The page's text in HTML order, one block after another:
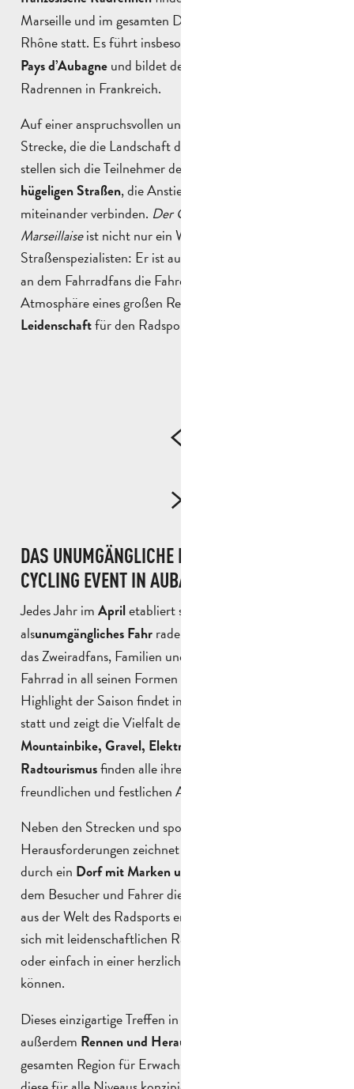
Marseille und im gesamten Departement Bouches-du-
Rhône statt. Es führt insbesondere durch das
Pays d’Aubagne und bildet den Auftakt zu den
Radrennen in Frankreich.
Auf einer anspruchsvollen und abwechslungsreichen
Strecke, die die Landschaft der Provence hervorhebt,
stellen sich die Teilnehmer den für die Region typischen
hügeligen Straßen, die Anstiege und hügelige Abfahrten
miteinander verbinden. Der Grand Prix Cycliste La
Marseillaiseist nicht nur ein Wettkampf für
Straßenspezialisten: Er ist auch
an dem Fahrradfans die Fahrer anfeuern, die
Atmosphäre eines großen Rennens erleben und die
Leidenschaftfür den Radsport feiern können.
DAS UNUMGÄNGLICHE EREIGNIS: THE
CYCLING EVENT IN AUBAGNE
Jedes Jahr imApriletabliert sich
alsunumgängliches Fahr radereignis im Pays d’Aubagne,
das Zweiradfans, Familien und Sportler rund um das
Fahrrad in all seinen Formen zusammenbringt. Dieses
Highlight der Saison findet im Herzen von Aubagne
statt und zeigt die Vielfalt der Radsportarten:
Mountainbike, Gravel, Elektrofahrrad und
Radtourismusfinden alle ihren Platz in einer
freundlichen und festlichen Atmosphäre.
Neben den Strecken und sportlichen
Herausforderungen zeichnet sich The Cycling Event
durch ein Dorf mit Marken und Animationen
dem Besucher und Fahrer die neuesten Innovationen
aus der Welt des Radsports entdecken, Material testen,
sich mit leidenschaftlichen Radfahrern austauschen
oder einfach in einer herzlichen Atmosphäre flanieren
können.
Dieses einzigartige Treffen in der Provence beleuchtet
außerdem Rennen und Herausforderungen
gesamten Region für Erwachsene und junge Fahrer. Für